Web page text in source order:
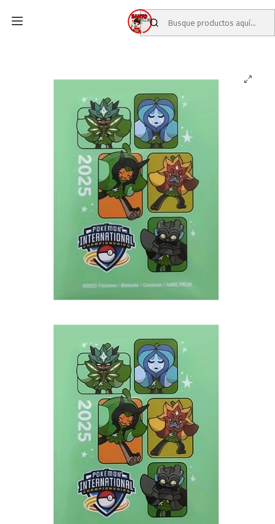
POKEMON CENTER
ACCESORIOS / TCG POKEMON CENTER
Fundas pokemon Londres 2025